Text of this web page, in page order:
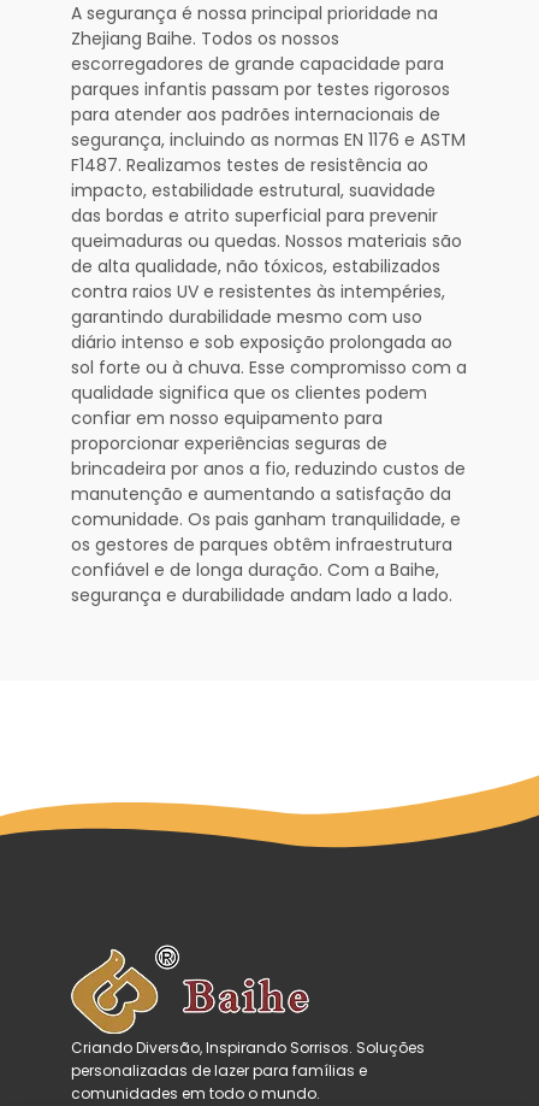
A segurança é nossa principal prioridade na
Zhejiang Baihe. Todos os nossos
escorregadores de grande capacidade para
parques infantis passam por testes rigorosos
para atender aos padrões internacionais de
segurança, incluindo as normas EN 1176 e ASTM
F1487. Realizamos testes de resistência ao
impacto, estabilidade estrutural, suavidade
das bordas e atrito superficial para prevenir
queimaduras ou quedas. Nossos materiais são
de alta qualidade, não tóxicos, estabilizados
contra raios UV e resistentes às intempéries,
garantindo durabilidade mesmo com uso
diário intenso e sob exposição prolongada ao
sol forte ou à chuva. Esse compromisso com a
qualidade significa que os clientes podem
confiar em nosso equipamento para
proporcionar experiências seguras de
brincadeira por anos a fio, reduzindo custos de
manutenção e aumentando a satisfação da
comunidade. Os pais ganham tranquilidade, e
os gestores de parques obtêm infraestrutura
confiável e de longa duração. Com a Baihe,
segurança e durabilidade andam lado a lado.
Criando Diversão, Inspirando Sorrisos. Soluções
personalizadas de lazer para famílias e
comunidades em todo o mundo.